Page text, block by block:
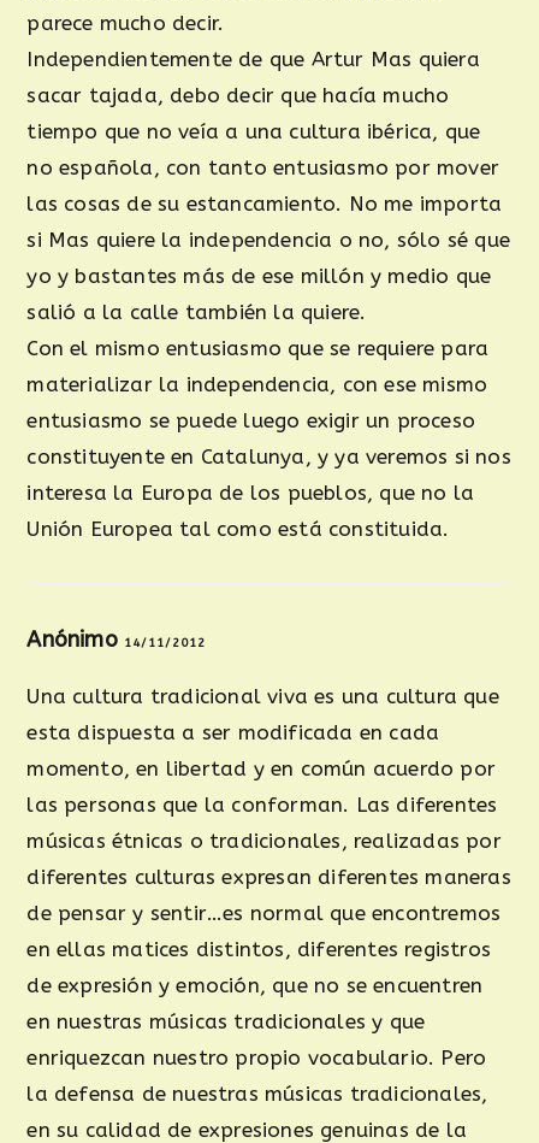
parece mucho decir.
Independientemente de que Artur Mas quiera
sacar tajada, debo decir que hacía mucho
tiempo que no veía a una cultura ibérica, que
no española, con tanto entusiasmo por mover
las cosas de su estancamiento. No me importa
si Mas quiere la independencia o no, sólo sé que
yo y bastantes más de ese millón y medio que
salió a la calle también la quiere.
Con el mismo entusiasmo que se requiere para
materializar la independencia, con ese mismo
entusiasmo se puede luego exigir un proceso
constituyente en Catalunya, y ya veremos si nos
interesa la Europa de los pueblos, que no la
Unión Europea tal como está constituida.
Anónimo 14/11/2012
Una cultura tradicional viva es una cultura que
esta dispuesta a ser modificada en cada
momento, en libertad y en común acuerdo por
las personas que la conforman. Las diferentes
músicas étnicas o tradicionales, realizadas por
diferentes culturas expresan diferentes maneras
de pensar y sentir…es normal que encontremos
en ellas matices distintos, diferentes registros
de expresión y emoción, que no se encuentren
en nuestras músicas tradicionales y que
enriquezcan nuestro propio vocabulario. Pero
la defensa de nuestras músicas tradicionales,
en su calidad de expresiones genuinas de la